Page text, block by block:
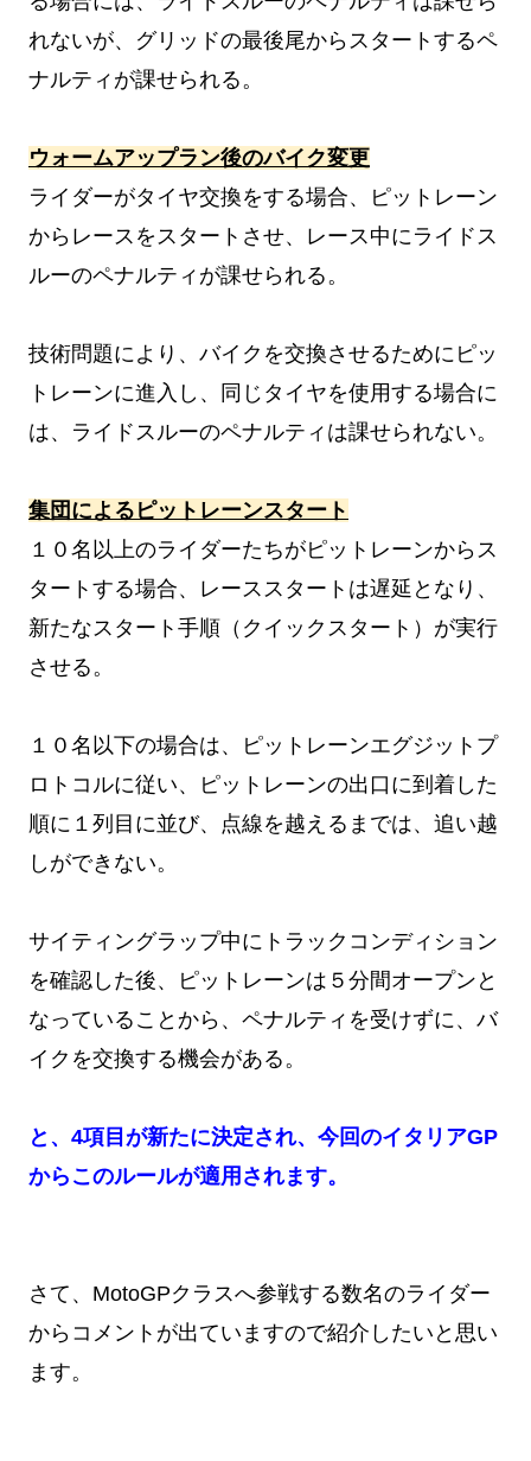
れないが、グリッドの最後尾からスタートするペ
ナルティが課せられる。
ウォームアップラン後のバイク変更
ライダーがタイヤ交換をする場合、ピットレーン
からレースをスタートさせ、レース中にライドス
ルーのペナルティが課せられる。
技術問題により、バイクを交換させるためにピッ
トレーンに進入し、同じタイヤを使用する場合に
は、ライドスルーのペナルティは課せられない。
集団によるピットレーンスタート
１０名以上のライダーたちがピットレーンからス
タートする場合、レーススタートは遅延となり、
新たなスタート手順（クイックスタート）が実行
させる。
１０名以下の場合は、ピットレーンエグジットプ
ロトコルに従い、ピットレーンの出口に到着した
順に１列目に並び、点線を越えるまでは、追い越
しができない。
サイティングラップ中にトラックコンディション
を確認した後、ピットレーンは５分間オープンと
なっていることから、ペナルティを受けずに、バ
イクを交換する機会がある。
と、4項目が新たに決定され、今回のイタリアGP
からこのルールが適用されます。
さて、MotoGPクラスへ参戦する数名のライダー
からコメントが出ていますので紹介したいと思い
ます。